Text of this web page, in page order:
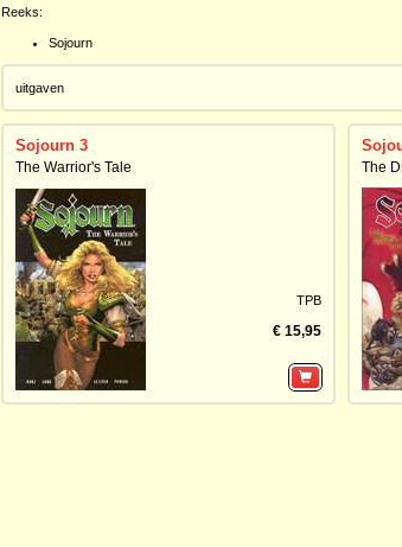
Reeks:
Sojourn
uitgaven
Sojourn 3
The Warrior's Tale
TPB
€ 15,95
The